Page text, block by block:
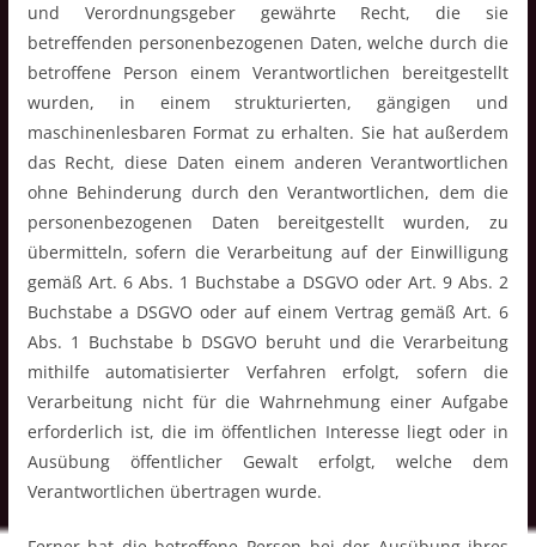
und Verordnungsgeber gewährte Recht, die sie
betreffenden personenbezogenen Daten, welche durch die
betroffene Person einem Verantwortlichen bereitgestellt
wurden, in einem strukturierten, gängigen und
maschinenlesbaren Format zu erhalten. Sie hat außerdem
das Recht, diese Daten einem anderen Verantwortlichen
ohne Behinderung durch den Verantwortlichen, dem die
personenbezogenen Daten bereitgestellt wurden, zu
übermitteln, sofern die Verarbeitung auf der Einwilligung
gemäß Art. 6 Abs. 1 Buchstabe a DSGVO oder Art. 9 Abs. 2
Buchstabe a DSGVO oder auf einem Vertrag gemäß Art. 6
Abs. 1 Buchstabe b DSGVO beruht und die Verarbeitung
mithilfe automatisierter Verfahren erfolgt, sofern die
Verarbeitung nicht für die Wahrnehmung einer Aufgabe
erforderlich ist, die im öffentlichen Interesse liegt oder in
Ausübung öffentlicher Gewalt erfolgt, welche dem
Verantwortlichen übertragen wurde.